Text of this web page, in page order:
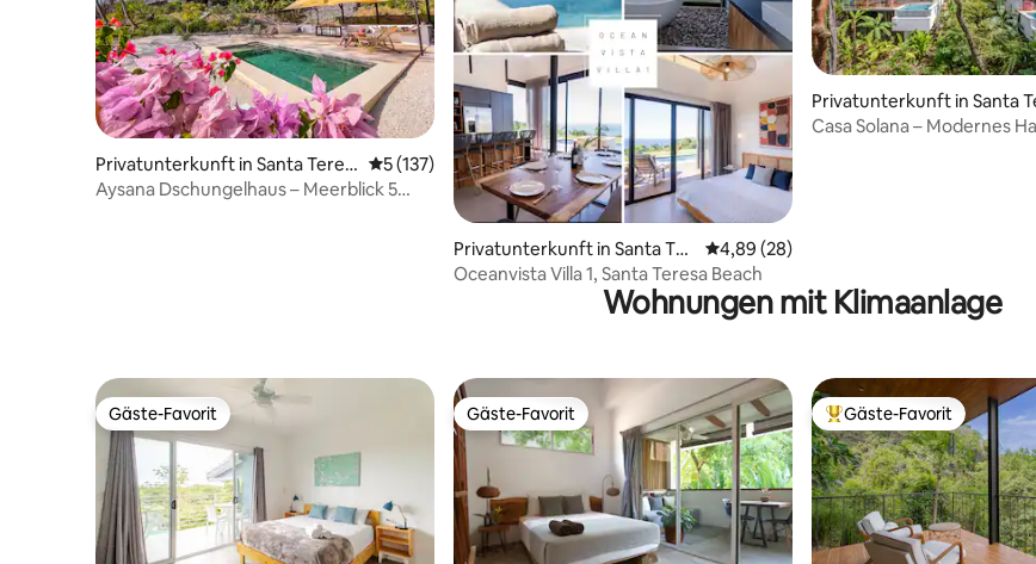
Privatunterkunft in Santa Teres
a Beach
Durchschnittliche Bewertung: 5 von 5, 137 Bewertungen
5 (137)
Aysana Dschungelhaus – Meerblick 5
Privatunterkunft in Santa Ter
esa Beach
Durchschnittliche Bewertung: 4,89 von
4,89 (28)
Oceanvista Villa 1, Santa Teresa Beach
Privatunterkunft in Santa
Casa Solana – Modernes
Wohnungen mit Klimaanlage
Gäste-Favorit
Gäste-Favorit Gäste-Favorit
Gäste-Favorit Beliebter Gäste-Favorit.
Gäste-Favorit